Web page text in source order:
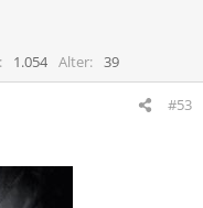
1.054 Alter 39
#53